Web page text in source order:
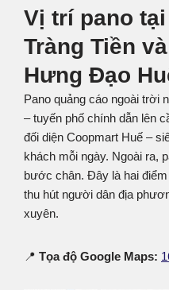
Vị trí pano
Tràng Tiền
Hưng Đạo
Pano quảng cáo ngoài trời
– tuyến phố chính dẫn lên
đối diện Coopmart Huế –
khách mỗi ngày. Ngoài ra,
bước chân. Đây là hai điểm
thu hút người dân địa
xuyên.
📍 Tọa độ Google Maps: